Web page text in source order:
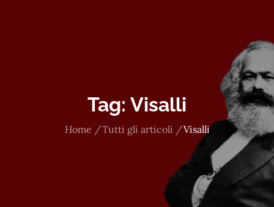
Tag: Visalli
Home Tutti gli articoli Visalli